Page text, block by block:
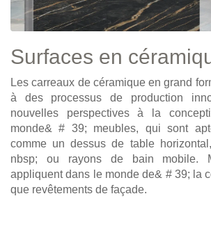
Surfaces en
Les carreaux de céramique en grand
à des processus de production
nouvelles perspectives à la
monde& # 39; meubles, qui sont
comme un dessus de table
nbsp; ou rayons de bain mobile.
appliquent dans le monde de& # 39; la
que revêtements de façade.